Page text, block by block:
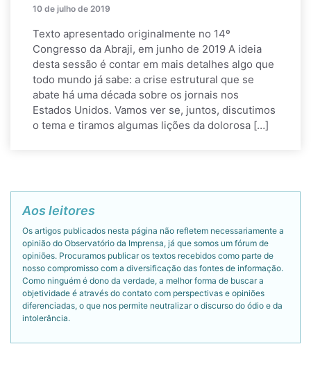
10 de julho de 2019
Texto apresentado originalmente no 14º
Congresso da Abraji, em junho de 2019 A ideia
desta sessão é contar em mais detalhes algo que
todo mundo já sabe: a crise estrutural que se
abate há uma década sobre os jornais nos
Estados Unidos. Vamos ver se, juntos, discutimos
o tema e tiramos algumas lições da dolorosa […]
Aos leitores
Os artigos publicados nesta página não refletem necessariamente a
opinião do Observatório da Imprensa, já que somos um fórum de
opiniões. Procuramos publicar os textos recebidos como parte de
nosso compromisso com a diversificação das fontes de informação.
Como ninguém é dono da verdade, a melhor forma de buscar a
objetividade é através do contato com perspectivas e opiniões
diferenciadas, o que nos permite neutralizar o discurso do ódio e da
intolerância.